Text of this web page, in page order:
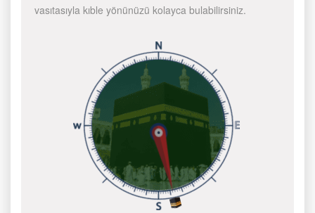
vasıtasıyla kıble yönünüzü kolayca bulabilirsiniz.